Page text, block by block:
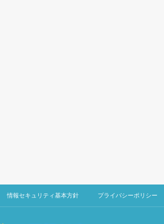
情報セキュリティ基本方針 プライバシーポリシー